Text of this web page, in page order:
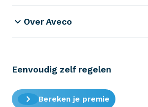
Over Aveco
Eenvoudig zelf regelen
Bereken je premie